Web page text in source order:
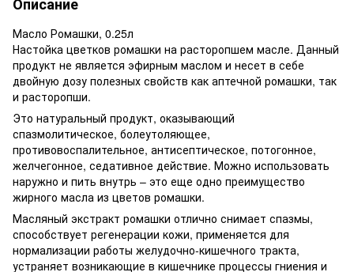
Масло Ромашки, 0.25л
Настойка цветков ромашки на расторопшем масле. Данный
продукт не является эфирным маслом и несет в себе
двойную дозу полезных свойств как аптечной ромашки, так
и расторопши.
Это натуральный продукт, оказывающий
спазмолитическое, болеутоляющее,
противовоспалительное, антисептическое, потогонное,
желчегонное, седативное действие. Можно использовать
наружно и пить внутрь – это еще одно преимущество
жирного масла из цветов ромашки.
Масляный экстракт ромашки отлично снимает спазмы,
способствует регенерации кожи, применяется для
нормализации работы желудочно-кишечного тракта,
устраняет возникающие в кишечнике процессы гниения и